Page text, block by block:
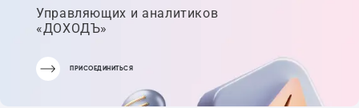
Управляющих и аналитиков
«ДОХОДЪ»
ПРИСОЕДИНИТЬСЯ